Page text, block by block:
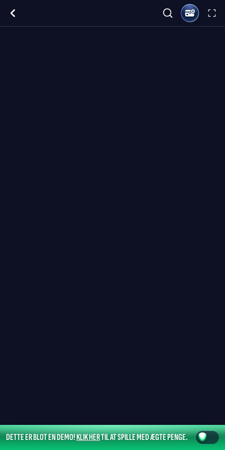
DETTE ER BLOT EN DEMO!KLIK HERTIL AT SPILLE MED ÆGTE PENGE.